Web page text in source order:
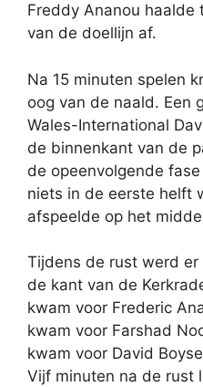
Freddy Ananou
van de doellijn af.
Na 15 minuten spelen
oog van de naald. Een
Wales-International
de binnenkant van de
de opeenvolgende
niets in de eerste helft
afspeelde op het
Tijdens de rust werd
de kant van de
kwam voor Frederic
kwam voor Farshad
kwam voor David
Vijf minuten na de rust